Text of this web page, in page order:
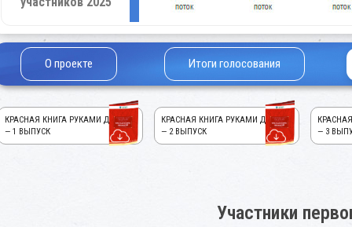
О проекте Итоги голосования
КРАСНАЯ КНИГА РУКАМИ ДЕТЕЙ!
— 1 ВЫПУСК
КРАСНАЯ КНИГА РУКАМИ ДЕТЕЙ!
— 2 ВЫПУСК
— 3
Участники